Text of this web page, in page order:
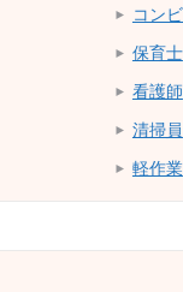
コン
保育士
看護師
清掃員
軽作業